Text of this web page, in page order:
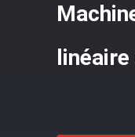
linéaire